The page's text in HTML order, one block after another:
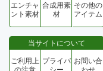
エンチャ
ント素材
合成用素
材
その他の
アイテム
当サイトについて
ご利用上 プライバ お問い合